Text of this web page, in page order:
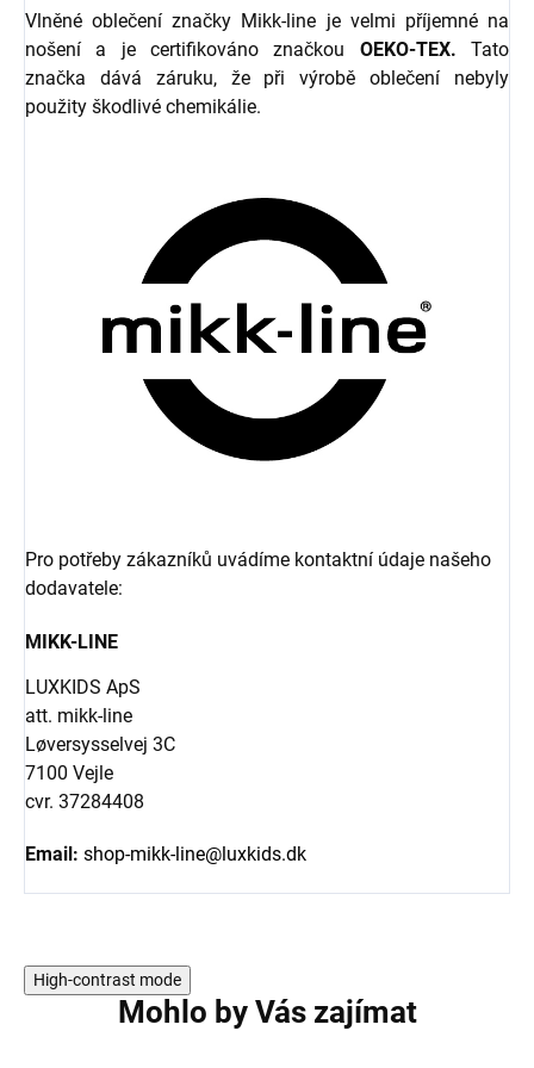
Vlněné oblečení značky Mikk-line je velmi příjemné na
nošení a je certifikováno značkou OEKO-TEX. Tato
značka dává záruku, že při výrobě oblečení nebyly
použity škodlivé chemikálie.
Pro potřeby zákazníků uvádíme kontaktní údaje našeho
dodavatele:
MIKK-LINE
LUXKIDS ApS
att. mikk-line
Løversysselvej 3C
7100 Vejle
cvr. 37284408
Email: shop-mikk-line@luxkids.dk
High-contrast mode
Mohlo by Vás zajímat